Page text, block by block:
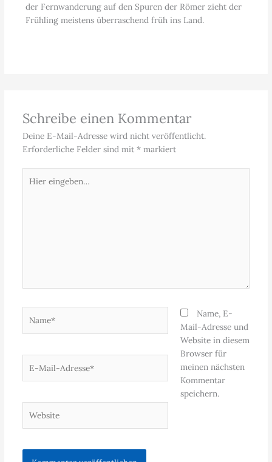
der Fernwanderung auf den Spuren der Römer zieht der
Frühling meistens überraschend früh ins Land.
Schreibe einen Kommentar
Deine E-Mail-Adresse wird nicht veröffentlicht.
Erforderliche Felder sind mit *markiert
eingeben…
Mail-
Name, E-
Mail-Adresse und
Website in diesem
Browser für
meinen nächsten
Kommentar
speichern.